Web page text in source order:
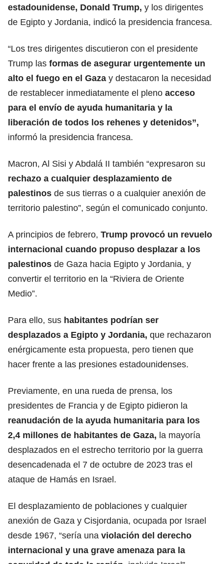
estadounidense, Donald Trump, y los dirigentes
de Egipto y Jordania, indicó la presidencia francesa.
“Los tres dirigentes discutieron con el presidente
Trump las formas de asegurar urgentemente un
alto el fuego en el Gaza y destacaron la necesidad
de restablecer inmediatamente el pleno acceso
para el envío de ayuda humanitaria y la
liberación de todos los rehenes y detenidos”,
informó la presidencia francesa.
Macron, Al Sisi y Abdalá II también “expresaron su
rechazo a cualquier desplazamiento de
palestinos de sus tierras o a cualquier anexión de
territorio palestino”, según el comunicado conjunto.
A principios de febrero, Trump provocó un revuelo
internacional cuando propuso desplazar a los
palestinos de Gaza hacia Egipto y Jordania, y
convertir el territorio en la “Riviera de Oriente
Medio”.
Para ello, sus habitantes podrían ser
desplazados a Egipto y Jordania, que rechazaron
enérgicamente esta propuesta, pero tienen que
hacer frente a las presiones estadounidenses.
Previamente, en una rueda de prensa, los
presidentes de Francia y de Egipto pidieron la
reanudación de la ayuda humanitaria para los
2,4 millones de habitantes de Gaza, la mayoría
desplazados en el estrecho territorio por la guerra
desencadenada el 7 de octubre de 2023 tras el
ataque de Hamás en Israel.
El desplazamiento de poblaciones y cualquier
anexión de Gaza y Cisjordania, ocupada por Israel
desde 1967, “sería una violación del derecho
internacional y una grave amenaza para la